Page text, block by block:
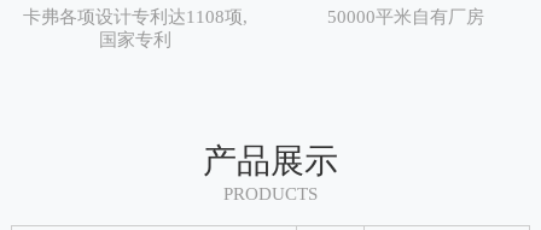
卡弗各项设计专利达1108项,
国家专利
50000平米自有厂房
产品展示
PRODUCTS